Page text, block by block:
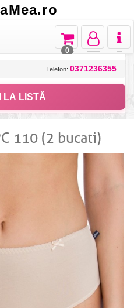
Toggle
Toggle
navigation
Toggle
navigation
0
Telefon: 0371236355
LA LISTĂ
110 (2 bucati)